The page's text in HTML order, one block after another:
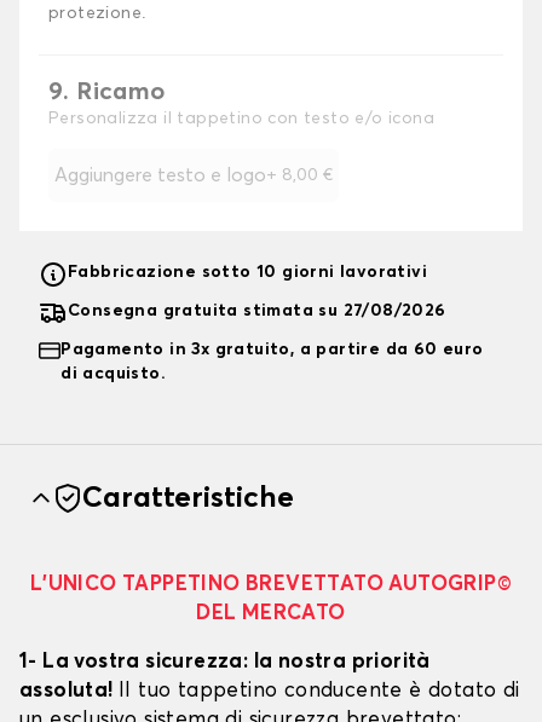
protezione.
9. Ricamo
Personalizza il tappetino con testo e/o icona
Aggiungere testo e logo+ 8,00 €
Fabbricazione sotto 10 giorni lavorativi
Consegna gratuita stimata su 27/08/2026
Pagamento in 3x gratuito, a partire da 60 euro
di acquisto.
Caratteristiche
L’UNICO TAPPETINO BREVETTATO AUTOGRIP©
DEL MERCATO
1- La vostra sicurezza: la nostra priorità
assoluta! Il tuo tappetino conducente è dotato di